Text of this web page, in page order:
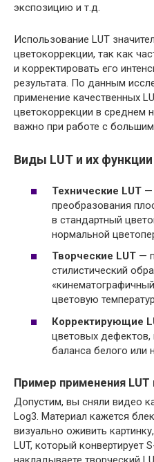
экспозицию и т.д.
Использование LUT
цветокоррекции, так как
и корректировать его
результата. По данным
применение качественных
цветокоррекции в среднем
важно при работе с
Виды LUT и их функции
Технические LUT —
преобразования
в стандартный
нормальной
Творческие LUT —
стилистический
цветовую
Корректирующие
цветовых дефектов,
баланса белого или
Пример применения LUT
Допустим, вы сняли видео
Log3. Материал кажется
визуально оживить
LUT, который конвертирует